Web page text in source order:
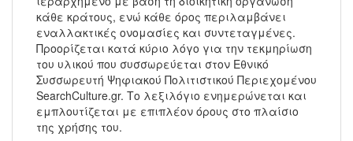
κάθε κράτους, ενώ κάθε όρος περιλαμβάνει
εναλλακτικές ονομασίες και συντεταγμένες.
Προορίζεται κατά κύριο λόγο για την τεκμηρίωση
του υλικού που συσσωρεύεται στον Εθνικό
Συσσωρευτή Ψηφιακού Πολιτιστικού Περιεχομένου
SearchCulture.gr. Το λεξιλόγιο ενημερώνεται και
εμπλουτίζεται με επιπλέον όρους στο πλαίσιο
της χρήσης του.